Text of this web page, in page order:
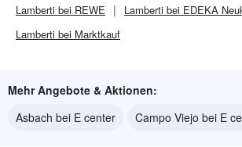
Lamberti bei REWE
Lamberti bei EDEKA
Lamberti bei Marktkauf
Mehr Angebote & Aktionen:
Asbach bei E center
Campo Viejo bei E